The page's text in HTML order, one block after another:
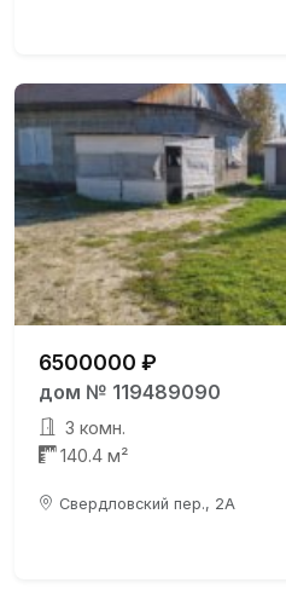
6500000 ₽
дом № 119489090
3 комн.
140.4 м²
Свердловский пер., 2А